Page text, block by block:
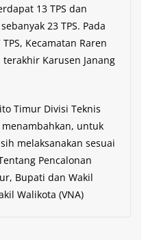
13 TPS dan
23 TPS. Pada
Kecamatan Raren
terakhir Karusen Janang
Timur Divisi Teknis
untuk
melaksanakan sesuai
Pencalonan
Bupati dan Wakil
Walikota (VNA)